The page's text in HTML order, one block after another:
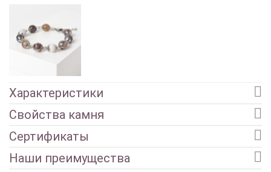
Характеристики
Свойства камня
Сертификаты
Наши преимущества